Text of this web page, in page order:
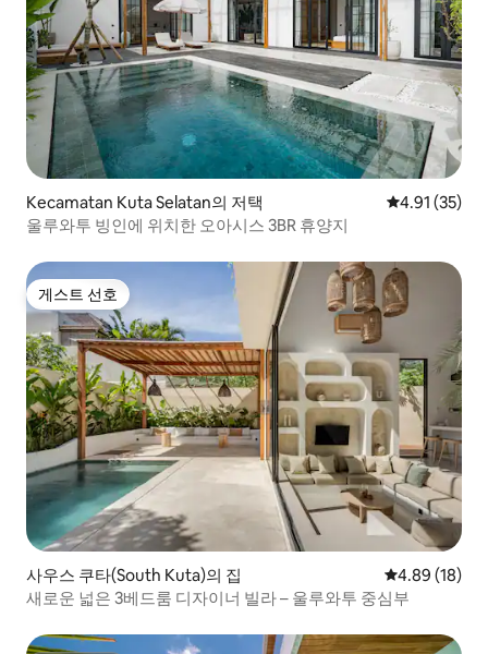
Kecamatan Kuta Selatan의 저택 평점 4.91점
4.91 (35)
울루와투 빙인에 위치한 오아시스 3BR 휴양지
게스트 선호
게스트 선호
사우스 쿠타(South Kuta)의 집 평점 4.89점(5
4.89 (18)
새로운 넓은 3베드룸 디자이너 빌라 – 울루와투 중심부